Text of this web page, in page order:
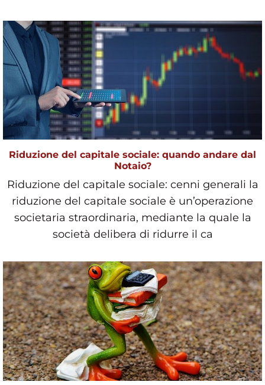
Riduzione del capitale sociale: quando andare dal
Notaio?
Riduzione del capitale sociale: cenni generali la
riduzione del capitale sociale è un’operazione
societaria straordinaria, mediante la quale la
società delibera di ridurre il ca